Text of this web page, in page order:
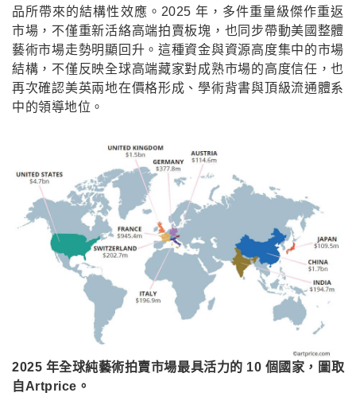
品所帶來的結構性效應。2025 年，多件重量級傑作重返
市場，不僅重新活絡高端拍賣板塊，也同步帶動美國整體
藝術市場走勢明顯回升。這種資金與資源高度集中的市場
結構，不僅反映全球高端藏家對成熟市場的高度信任，也
再次確認美英兩地在價格形成、學術背書與頂級流通體系
中的領導地位。
2025 年全球純藝術拍賣市場最具活力的 10 個國家，圖取
自Artprice。